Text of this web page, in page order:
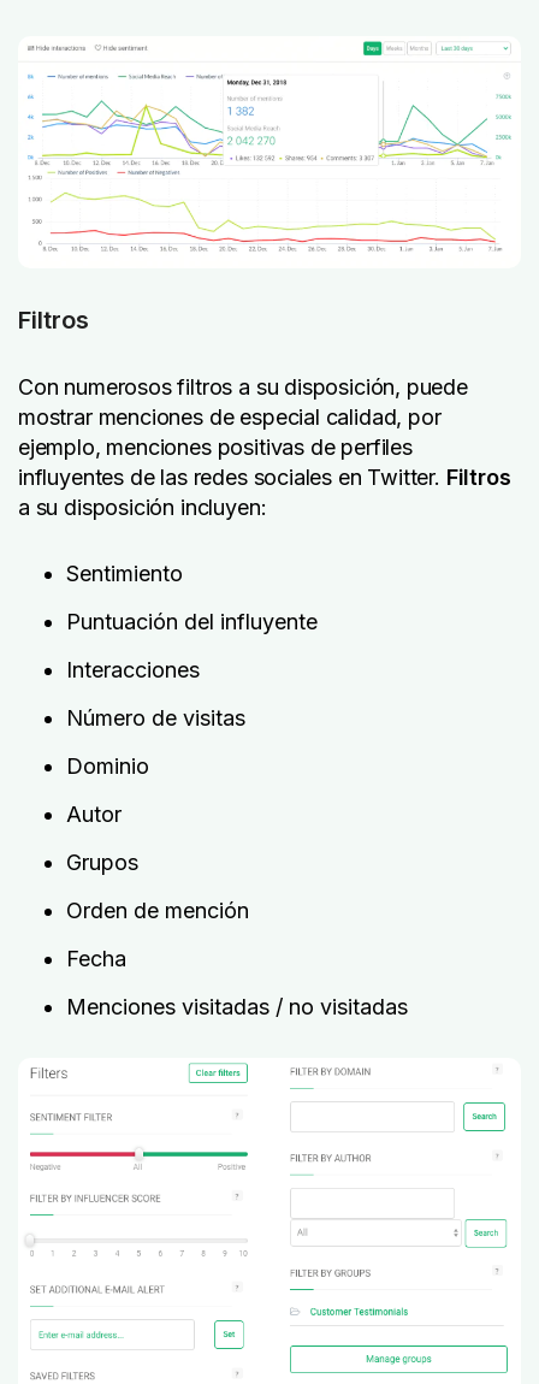
Filtros
Con numerosos filtros a su disposición, puede
mostrar menciones de especial calidad, por
ejemplo, menciones positivas de perfiles
influyentes de las redes sociales en Twitter. Filtros
a su disposición incluyen:
Sentimiento
Puntuación del influyente
Interacciones
Número de visitas
Dominio
Autor
Grupos
Orden de mención
Fecha
Menciones visitadas / no visitadas